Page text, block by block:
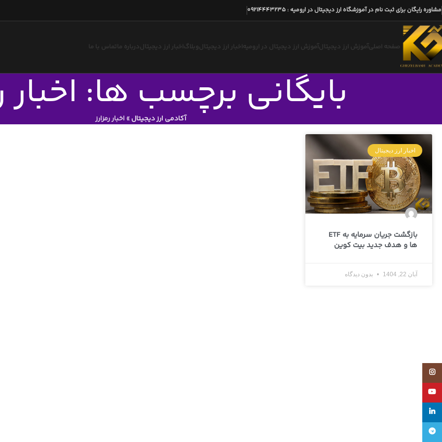
مشاوره رایگان برای ثبت نام در آموزشگاه ارز دیجیتال در ارومیه :
09214443235
صفحه اصلیآموزش ارز دیجیتالآموزش ارز دیجیتال در ارومیه اخبار ارز دیجیتالوبلاگ اخبار ارز دیجیتالدرباره ماتماس با ما
بایگانی برچسب ها: اخبار
آکادمی ارز دیجیتال» اخبار رمزارز
اخبار ارز دیجیتال
بازگشت جریان سرمایه به ETF
ها و هدف جدید بیت کوین
آبان 22, 1404 بدون دیدگاه